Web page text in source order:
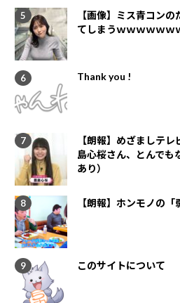
【画像】ミス青コン
てしまうｗｗｗｗｗｗ
Thank you !
【朗報】めざましテ
島心桜さん、とんで
あり）
【朗報】ホンモノの
このサイトについて